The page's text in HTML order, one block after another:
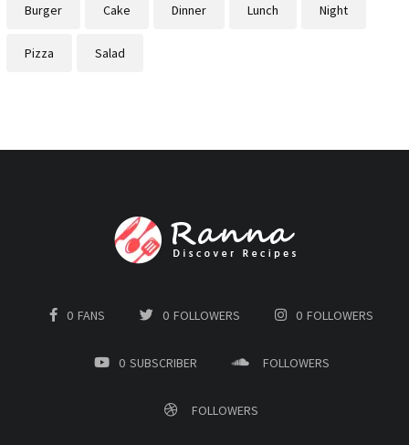
Burger Cake Dinner Lunch Night
Pizza Salad
0 FANS 0 FOLLOWERS 0 FOLLOWERS
0 SUBSCRIBER FOLLOWERS
FOLLOWERS